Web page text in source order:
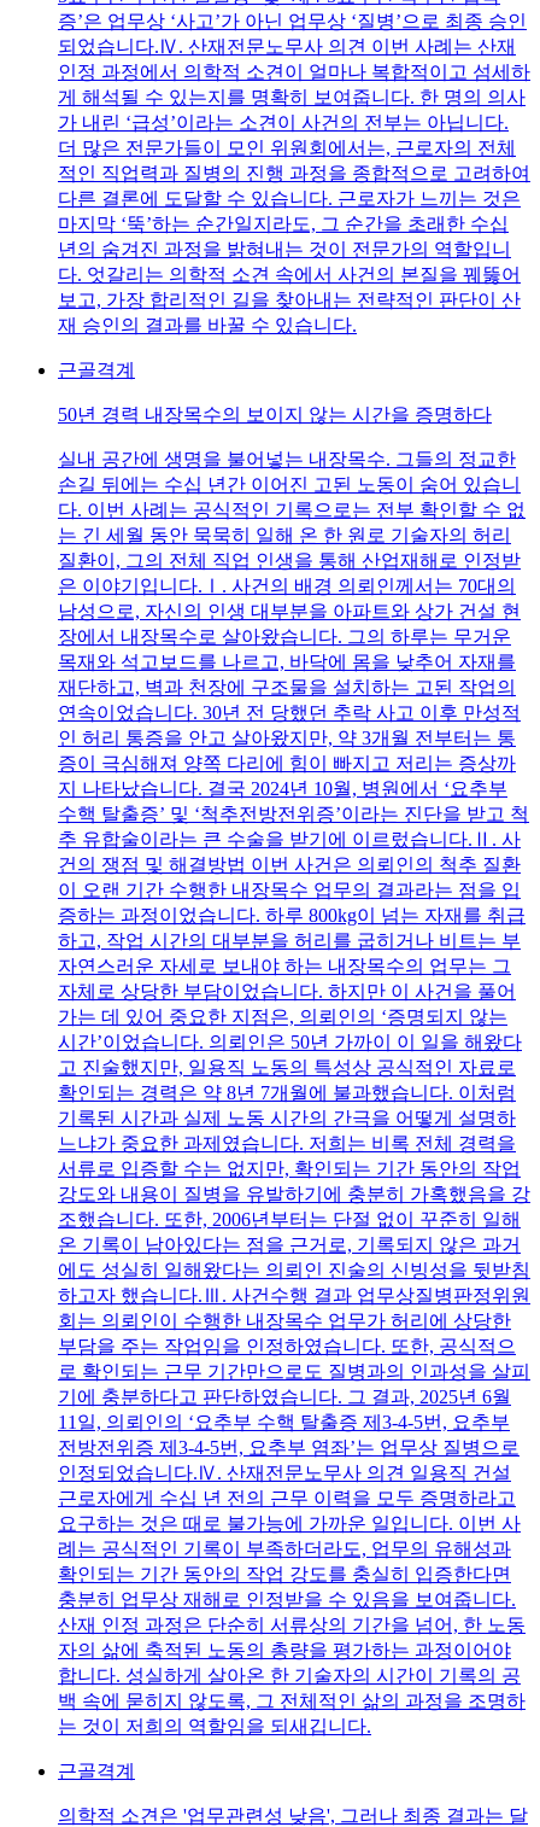
증’은 업무상 ‘사고’가 아닌 업무상 ‘질병’으로 최종 승인
되었습니다.Ⅳ. 산재전문노무사 의견 이번 사례는 산재
인정 과정에서 의학적 소견이 얼마나 복합적이고 섬세하
게 해석될 수 있는지를 명확히 보여줍니다. 한 명의 의사
가 내린 ‘급성’이라는 소견이 사건의 전부는 아닙니다.
더 많은 전문가들이 모인 위원회에서는, 근로자의 전체
적인 직업력과 질병의 진행 과정을 종합적으로 고려하여
다른 결론에 도달할 수 있습니다. 근로자가 느끼는 것은
마지막 ‘뚝’하는 순간일지라도, 그 순간을 초래한 수십
년의 숨겨진 과정을 밝혀내는 것이 전문가의 역할입니
다. 엇갈리는 의학적 소견 속에서 사건의 본질을 꿰뚫어
보고, 가장 합리적인 길을 찾아내는 전략적인 판단이 산
재 승인의 결과를 바꿀 수 있습니다.
근골격계
50년 경력 내장목수의 보이지 않는 시간을 증명하다
실내 공간에 생명을 불어넣는 내장목수. 그들의 정교한
손길 뒤에는 수십 년간 이어진 고된 노동이 숨어 있습니
다. 이번 사례는 공식적인 기록으로는 전부 확인할 수 없
는 긴 세월 동안 묵묵히 일해 온 한 원로 기술자의 허리
질환이, 그의 전체 직업 인생을 통해 산업재해로 인정받
은 이야기입니다.Ⅰ. 사건의 배경 의뢰인께서는 70대의
남성으로, 자신의 인생 대부분을 아파트와 상가 건설 현
장에서 내장목수로 살아왔습니다. 그의 하루는 무거운
목재와 석고보드를 나르고, 바닥에 몸을 낮추어 자재를
재단하고, 벽과 천장에 구조물을 설치하는 고된 작업의
연속이었습니다. 30년 전 당했던 추락 사고 이후 만성적
인 허리 통증을 안고 살아왔지만, 약 3개월 전부터는 통
증이 극심해져 양쪽 다리에 힘이 빠지고 저리는 증상까
지 나타났습니다. 결국 2024년 10월, 병원에서 ‘요추부
수핵 탈출증’ 및 ‘척추전방전위증’이라는 진단을 받고 척
추 유합술이라는 큰 수술을 받기에 이르렀습니다.Ⅱ. 사
건의 쟁점 및 해결방법 이번 사건은 의뢰인의 척추 질환
이 오랜 기간 수행한 내장목수 업무의 결과라는 점을 입
증하는 과정이었습니다. 하루 800kg이 넘는 자재를 취급
하고, 작업 시간의 대부분을 허리를 굽히거나 비트는 부
자연스러운 자세로 보내야 하는 내장목수의 업무는 그
자체로 상당한 부담이었습니다. 하지만 이 사건을 풀어
가는 데 있어 중요한 지점은, 의뢰인의 ‘증명되지 않는
시간’이었습니다. 의뢰인은 50년 가까이 이 일을 해왔다
고 진술했지만, 일용직 노동의 특성상 공식적인 자료로
확인되는 경력은 약 8년 7개월에 불과했습니다. 이처럼
기록된 시간과 실제 노동 시간의 간극을 어떻게 설명하
느냐가 중요한 과제였습니다. 저희는 비록 전체 경력을
서류로 입증할 수는 없지만, 확인되는 기간 동안의 작업
강도와 내용이 질병을 유발하기에 충분히 가혹했음을 강
조했습니다. 또한, 2006년부터는 단절 없이 꾸준히 일해
온 기록이 남아있다는 점을 근거로, 기록되지 않은 과거
에도 성실히 일해왔다는 의뢰인 진술의 신빙성을 뒷받침
하고자 했습니다.Ⅲ. 사건수행 결과 업무상질병판정위원
회는 의뢰인이 수행한 내장목수 업무가 허리에 상당한
부담을 주는 작업임을 인정하였습니다. 또한, 공식적으
로 확인되는 근무 기간만으로도 질병과의 인과성을 살피
기에 충분하다고 판단하였습니다. 그 결과, 2025년 6월
11일, 의뢰인의 ‘요추부 수핵 탈출증 제3-4-5번, 요추부
전방전위증 제3-4-5번, 요추부 염좌’는 업무상 질병으로
인정되었습니다.Ⅳ. 산재전문노무사 의견 일용직 건설
근로자에게 수십 년 전의 근무 이력을 모두 증명하라고
요구하는 것은 때로 불가능에 가까운 일입니다. 이번 사
례는 공식적인 기록이 부족하더라도, 업무의 유해성과
확인되는 기간 동안의 작업 강도를 충실히 입증한다면
충분히 업무상 재해로 인정받을 수 있음을 보여줍니다.
산재 인정 과정은 단순히 서류상의 기간을 넘어, 한 노동
자의 삶에 축적된 노동의 총량을 평가하는 과정이어야
합니다. 성실하게 살아온 한 기술자의 시간이 기록의 공
백 속에 묻히지 않도록, 그 전체적인 삶의 과정을 조명하
는 것이 저희의 역할임을 되새깁니다.
근골격계
의학적 소견은 '업무관련성 낮음', 그러나 최종 결과는 달